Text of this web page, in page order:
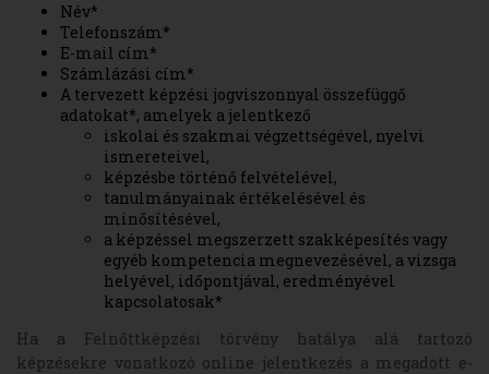
Név*
Telefonszám*
E-mail cím*
Számlázási cím*
A tervezett képzési jogviszonnyal összefüggő
adatokat*, amelyek a jelentkező
iskolai és szakmai végzettségével, nyelvi
ismereteivel,
képzésbe történő felvételével,
tanulmányainak értékelésével és
minősítésével,
a képzéssel megszerzett szakképesítés vagy
egyéb kompetencia megnevezésével, a vizsga
helyével, időpontjával, eredményével
kapcsolatosak*
Ha a Felnőttképzési törvény hatálya alá tartozó
képzésekre vonatkozó online jelentkezés a megadott e-